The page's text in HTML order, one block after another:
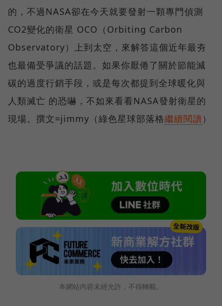
的，不過NASA卻在今天就要發射一顆專門偵測
CO2變化的衛星 OCO（Orbiting Carbon
Observatory）上到太空，來解答這個近年最夯
也最備受爭議的話題。如果你厭倦了關於節能減
碳的過度行銷手段，或是每次都提到全球暖化與
人類滅亡 的恐嚇，不如來看看NASA發射衛星的
現場。撰文=jimmy（綠色星球部落格繼續閱讀 ）
本網站內容未經允許，不得轉載。